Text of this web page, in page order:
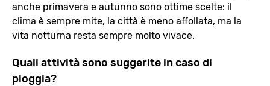
anche primavera e autunno sono ottime scelte: il
clima è sempre mite, la città è meno affollata, ma la
vita notturna resta sempre molto vivace.
Quali attività sono suggerite in caso di
pioggia?